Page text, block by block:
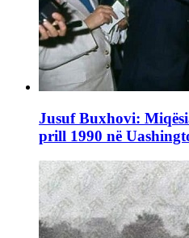
Jusuf Buxhovi:
prill 1990 në